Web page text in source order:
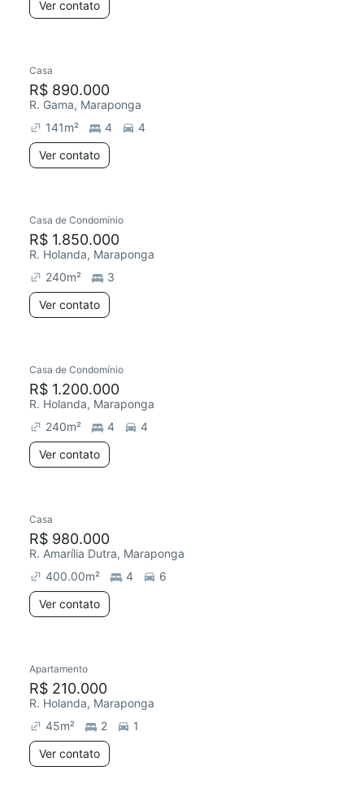
Ver contato
Casa
R$ 890.000
R. Gama, Maraponga
141m² 4
4
Ver contato
Casa de Condomínio
R$ 1.850.000
R. Holanda, Maraponga
240m²
3
Ver contato
Casa de Condomínio
R$ 1.200.000
R. Holanda, Maraponga
240m² 4
4
Ver contato
Casa
R$ 980.000
R. Amarília Dutra, Maraponga
400.00m² 4
6
Ver contato
Apartamento
R$ 210.000
R. Holanda, Maraponga
45m² 2
1
Ver contato